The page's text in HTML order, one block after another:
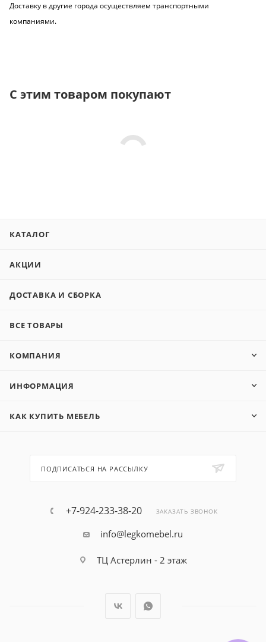
Доставку в другие города осуществляем транспортными
компаниями.
С этим товаром покупают
КАТАЛОГ
АКЦИИ
ДОСТАВКА И СБОРКА
ВСЕ ТОВАРЫ
КОМПАНИЯ
ИНФОРМАЦИЯ
КАК КУПИТЬ МЕБЕЛЬ
ПОДПИСАТЬСЯ НА РАССЫЛКУ
+7-924-233-38-20 ЗАКАЗАТЬ ЗВОНОК
info@legkomebel.ru
ТЦ Астерлин - 2 этаж